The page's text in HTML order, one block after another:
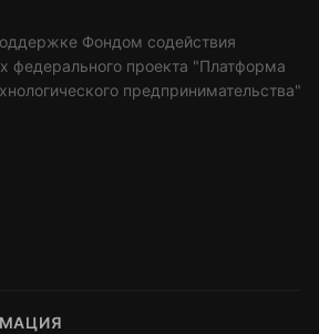
Фондом содействия
федерального проекта "Платформа
предпринимательства"